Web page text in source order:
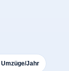
Umzüge/Jahr